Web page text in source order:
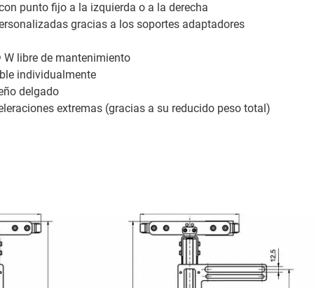
punto fijo a la izquierda o a la derecha
gracias a los soportes adaptadores
libre de mantenimiento
individualmente
delgado
extremas (gracias a su reducido peso total)